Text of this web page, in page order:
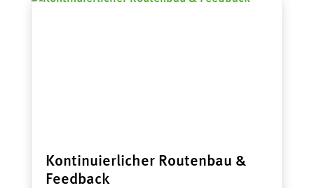
Kontinuierlicher Routenbau &
Feedback